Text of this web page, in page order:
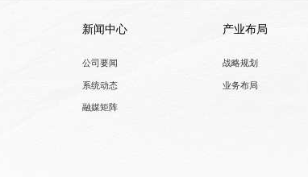
新闻中心
公司要闻
系统动态
融媒矩阵
产业布局
战略规划
业务布局